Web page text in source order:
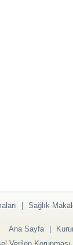
| Sağlık
Ana Sayfa
|